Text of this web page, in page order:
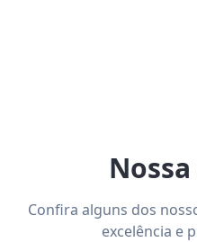
Confira alguns dos
excelência e